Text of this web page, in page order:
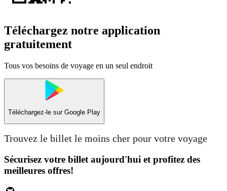
Téléchargez notre application
gratuitement
Tous vos besoins de voyage en un seul endroit
Téléchargez-le sur Google Play
Trouvez le billet le moins cher pour votre voyage
Sécurisez votre billet aujourd'hui et profitez des
meilleures offres!